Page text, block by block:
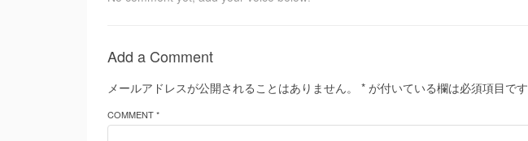
Add a Comment
メールアドレスが公開されることはありません。 * が付いている欄は必須項目です
COMMENT *